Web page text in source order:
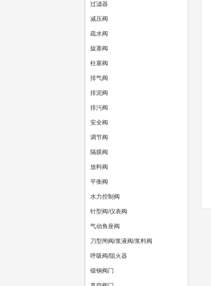
过滤器
减压阀
疏水阀
旋塞阀
柱塞阀
排气阀
排泥阀
排污阀
安全阀
调节阀
隔膜阀
放料阀
平衡阀
水力控制阀
针型阀/仪表阀
气动角座阀
刀型闸阀/浆液阀/浆料阀
呼吸阀/阻火器
锻钢阀门